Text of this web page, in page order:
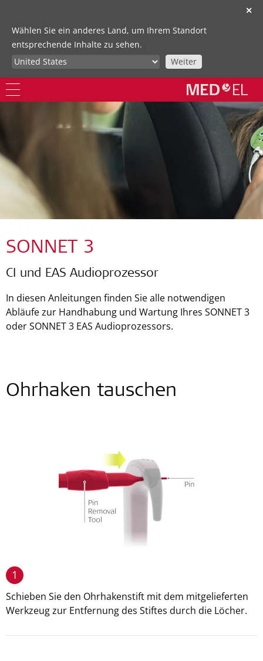
✕
Wählen Sie ein anderes Land, um Ihrem Standort
entsprechende Inhalte zu sehen.
Weiter
SONNET 3
CI und EAS Audioprozessor
In diesen Anleitungen finden Sie alle notwendigen
Abläufe zur Handhabung und Wartung Ihres SONNET 3
oder SONNET 3 EAS Audioprozessors.
Ohrhaken tauschen
1
Schieben Sie den Ohrhakenstift mit dem mitgelieferten
Werkzeug zur Entfernung des Stiftes durch die Löcher.